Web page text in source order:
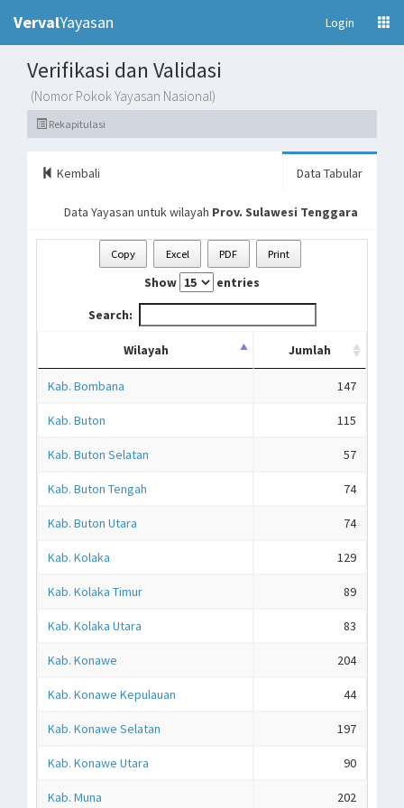
VervalYayasan Login (current)
Verifikasi dan Validasi
(Nomor Pokok Yayasan Nasional)
Rekapitulasi
Data Tabular
Kembali
Data Yayasan untuk wilayah Prov. Sulawesi Tenggara
Copy Excel PDF Print
Show
entries
Search:
Wilayah Jumlah
Kab. Bombana 147
Kab. Buton 115
Kab. Buton Selatan 57
Kab. Buton Tengah 74
Kab. Buton Utara 74
Kab. Kolaka 129
Kab. Kolaka Timur 89
Kab. Kolaka Utara 83
Kab. Konawe 204
Kab. Konawe Kepulauan 44
Kab. Konawe Selatan 197
Kab. Konawe Utara 90
Kab. Muna 202